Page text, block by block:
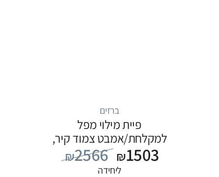
ברזים
פיית מילוי מפל
למקלחת/אמבט צמוד קיר,
סדרה ITAP: כרום
₪2566 ₪1503
ליחידה